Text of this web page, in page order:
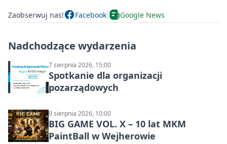
Zaobserwuj nas! Facebook Google News
Nadchodzące wydarzenia
7 sierpnia 2026, 15:00
Spotkanie dla organizacji
pozarządowych
9 sierpnia 2026, 10:00
BIG GAME VOL. X – 10 lat MKM
PaintBall w Wejherowie